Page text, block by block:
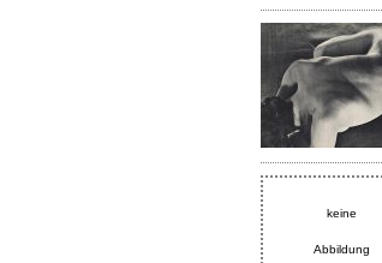
keine
Abbildung